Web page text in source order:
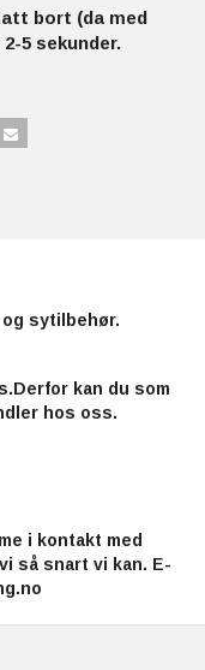
bort (da med
5 sekunder.
sytilbehør.
kan du som
hos oss.
i kontakt med
så snart vi kan. E-